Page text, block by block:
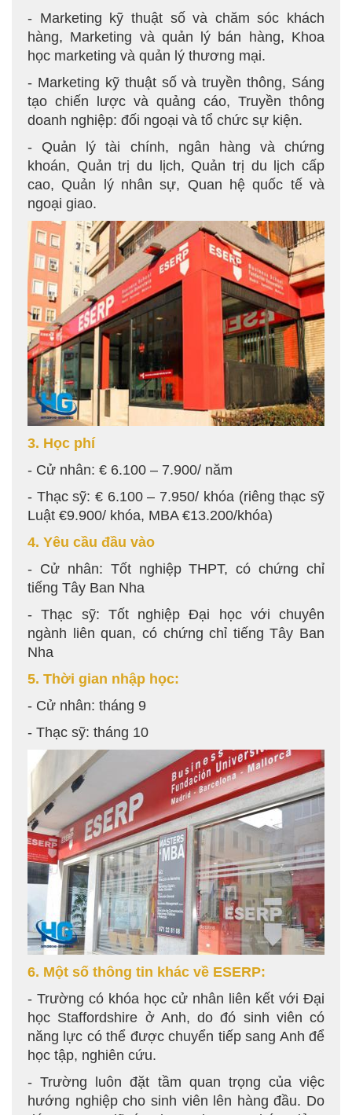
- Marketing kỹ thuật số và chăm sóc khách
hàng, Marketing và quản lý bán hàng, Khoa
học marketing và quản lý thương mại.
- Marketing kỹ thuật số và truyền thông, Sáng
tạo chiến lược và quảng cáo, Truyền thông
doanh nghiệp: đối ngoại và tổ chức sự kiện.
- Quản lý tài chính, ngân hàng và chứng
khoán, Quản trị du lịch, Quản trị du lịch cấp
cao, Quản lý nhân sự, Quan hệ quốc tế và
ngoại giao.
3. Học phí
- Cử nhân: € 6.100 – 7.900/ năm
- Thạc sỹ: € 6.100 – 7.950/ khóa (riêng thạc sỹ
Luật €9.900/ khóa, MBA €13.200/khóa)
4. Yêu cầu đầu vào
- Cử nhân: Tốt nghiệp THPT, có chứng chỉ
tiếng Tây Ban Nha
- Thạc sỹ: Tốt nghiệp Đại học với chuyên
ngành liên quan, có chứng chỉ tiếng Tây Ban
Nha
5. Thời gian nhập học:
- Cử nhân: tháng 9
- Thạc sỹ: tháng 10
6. Một số thông tin khác về ESERP:
- Trường có khóa học cử nhân liên kết với Đại
học Staffordshire ở Anh, do đó sinh viên có
năng lực có thể được chuyển tiếp sang Anh để
học tập, nghiên cứu.
- Trường luôn đặt tầm quan trọng của việc
hướng nghiệp cho sinh viên lên hàng đầu. Do